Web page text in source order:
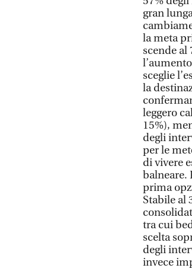
gran
la meta
scende al
sceglie
la
leggero
15%),
degli
per le
di vivere
balneare.
prima
Stabile al
tra cui
scelta
degli
invece